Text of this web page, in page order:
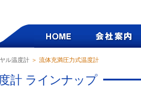
ル温度計 ＞ 流体充満圧力式温度計
計 ラインナップ